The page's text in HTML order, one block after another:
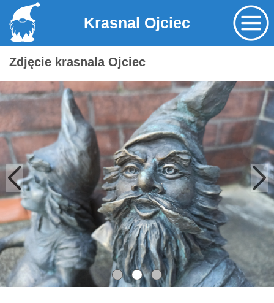
Krasnal Ojciec
Zdjęcie krasnala Ojciec